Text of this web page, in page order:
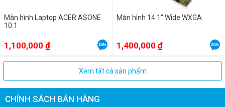
Màn hình Laptop ACER ASONE
10.1
1,100,000 ₫
Màn hình 14.1" Wide WXGA
1,400,000 ₫
Xem tất cả sản phẩm
CHÍNH SÁCH BÁN HÀNG